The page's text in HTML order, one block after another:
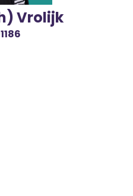
Vrolijk